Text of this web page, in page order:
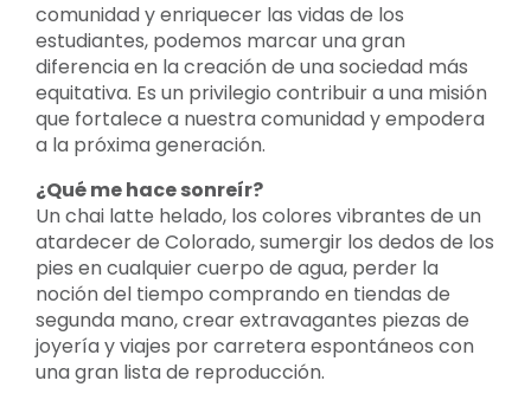
comunidad y enriquecer las vidas de los
estudiantes, podemos marcar una gran
diferencia en la creación de una sociedad más
equitativa. Es un privilegio contribuir a una misión
que fortalece a nuestra comunidad y empodera
a la próxima generación.
¿Qué me hace sonreír?
Un chai latte helado, los colores vibrantes de un
atardecer de Colorado, sumergir los dedos de los
pies en cualquier cuerpo de agua, perder la
noción del tiempo comprando en tiendas de
segunda mano, crear extravagantes piezas de
joyería y viajes por carretera espontáneos con
una gran lista de reproducción.